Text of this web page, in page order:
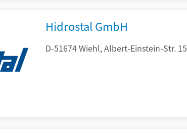
Hidrostal GmbH
D-51674 Wiehl, Albert-Einstein-Str. 15